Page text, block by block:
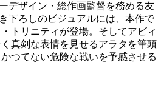
デザイン・総作画監督を務める友
下ろしのビジュアルには、本作で
トリニティが登場。そしてアビィ
真剣な表情を見せるアラタを筆頭
つてない危険な戦いを予感させる